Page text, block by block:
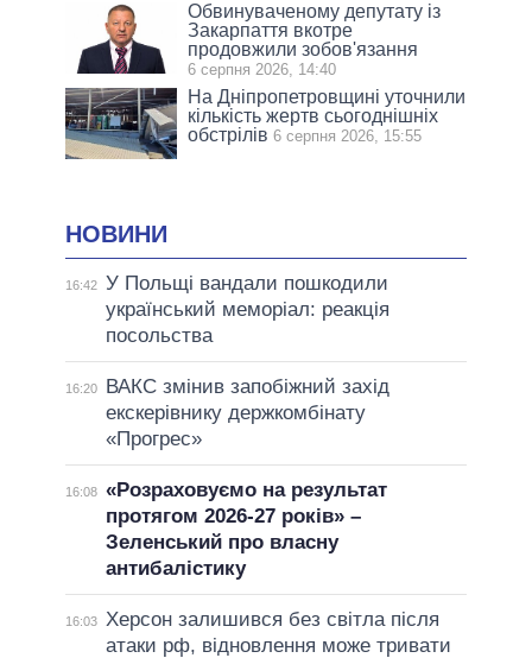
Обвинуваченому депутату із
Закарпаття вкотре
продовжили зобов'язання
6 серпня 2026, 14:40
На Дніпропетровщині уточнили
кількість жертв сьогоднішніх
обстрілів 6 серпня 2026, 15:55
НОВИНИ
16:42 У Польщі вандали пошкодили
український меморіал: реакція
посольства
16:20
ВАКС змінив запобіжний захід
екскерівнику держкомбінату
«Прогрес»
16:08 «Розраховуємо на результат
протягом 2026-27 років» –
Зеленський про власну
антибалістику
16:03
Херсон залишився без світла після
атаки рф, відновлення може тривати